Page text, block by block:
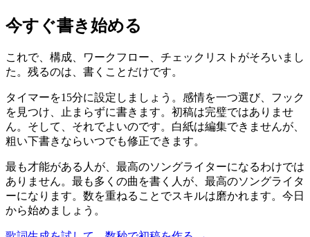
今すぐ書き始める
これで、構成、ワークフロー、チェックリストがそろいまし
た。残るのは、書くことだけです。
タイマーを15分に設定しましょう。感情を一つ選び、フック
を見つけ、止まらずに書きます。初稿は完璧ではありませ
ん。そして、それでよいのです。白紙は編集できませんが、
粗い下書きならいつでも修正できます。
最も才能がある人が、最高のソングライターになるわけでは
ありません。最も多くの曲を書く人が、最高のソングライタ
ーになります。数を重ねることでスキルは磨かれます。今日
から始めましょう。